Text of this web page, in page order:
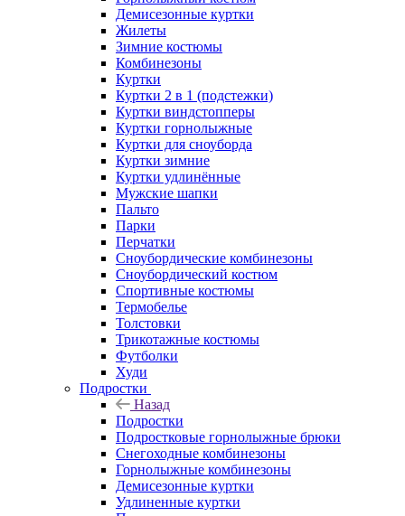
Демисезонные куртки
Жилеты
Зимние костюмы
Комбинезоны
Куртки
Куртки 2 в 1 (подстежки)
Куртки виндстопперы
Куртки горнолыжные
Куртки для сноуборда
Куртки зимние
Куртки удлинённые
Мужские шапки
Пальто
Парки
Перчатки
Сноубордические комбинезоны
Сноубордический костюм
Спортивные костюмы
Термобелье
Толстовки
Трикотажные костюмы
Футболки
Худи
Подростки
Назад
Подростки
Подростковые горнолыжные брюки
Снегоходные комбинезоны
Горнолыжные комбинезоны
Демисезонные куртки
Удлиненные куртки